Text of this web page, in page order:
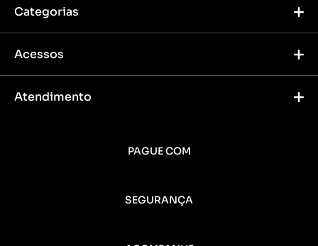
Categorias
Acessos
Atendimento
PAGUE COM
SEGURANÇA